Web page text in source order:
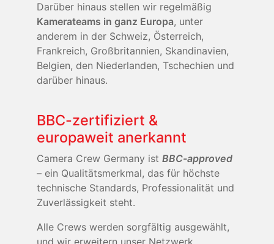
Darüber hinaus stellen wir regelmäßig
Kamerateams in ganz Europa, unter
anderem in der Schweiz, Österreich,
Frankreich, Großbritannien, Skandinavien,
Belgien, den Niederlanden, Tschechien und
darüber hinaus.
BBC-zertifiziert &
europaweit anerkannt
Camera Crew Germany ist BBC-approved
– ein Qualitätsmerkmal, das für höchste
technische Standards, Professionalität und
Zuverlässigkeit steht.
Alle Crews werden sorgfältig ausgewählt,
und wir erweitern unser Netzwerk